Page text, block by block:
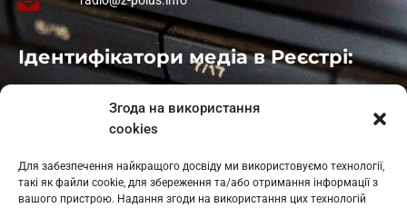
Згода на використання
cookies
Для забезпечення найкращого досвіду ми використовуємо технології,
такі як файли cookie, для збереження та/або отримання інформації з
вашого пристрою. Надання згоди на використання цих технологій
Ідентифікатори медіа в Реєстрі:
: L11-01410
: L11-01801
Косів: L11-01805
Гарасимів: L11-02274